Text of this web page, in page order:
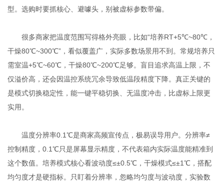
型。选购时要抓核心、避噱头，别被虚标参数带偏。
很多商家把温度范围写得格外亮眼，比如“培养RT+5℃~80℃，
干燥80℃~300℃”，看似覆盖广，实际多数场景用不到。常规培养只
需室温+5℃~60℃，干燥80℃~200℃足够。盲目追求高温上限，不
仅溢价高，还会因温控系统冗余导致低温段精度下降。真正关键的
是模式切换稳定性，能一键平稳切换、无温度冲击，比虚标上限更
实用。
温度分辨率0.1℃是商家高频宣传点，极易误导用户。分辨率≠
控制精度，0.1℃只是屏幕显示精度，不代表箱内实际温度能精准到
这个数值。培养模式核心看波动度≤±0.5℃，干燥模式≤±1℃，搭配
均匀度才是硬指标。只盯着分辨率，忽略均匀度与波动度，实验数